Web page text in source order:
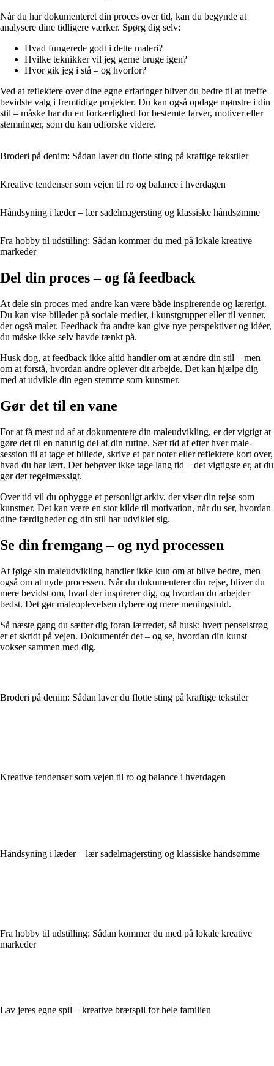
Når du har dokumenteret din proces over tid, kan du begynde at
analysere dine tidligere værker. Spørg dig selv:
Hvad fungerede godt i dette maleri?
Hvilke teknikker vil jeg gerne bruge igen?
Hvor gik jeg i stå – og hvorfor?
Ved at reflektere over dine egne erfaringer bliver du bedre til at træffe
bevidste valg i fremtidige projekter. Du kan også opdage mønstre i din
stil – måske har du en forkærlighed for bestemte farver, motiver eller
stemninger, som du kan udforske videre.
Broderi på denim: Sådan laver du flotte sting på kraftige tekstiler
Kreative tendenser som vejen til ro og balance i hverdagen
Håndsyning i læder – lær sadelmagersting og klassiske håndsømme
Fra hobby til udstilling: Sådan kommer du med på lokale kreative
markeder
Del din proces – og få feedback
At dele sin proces med andre kan være både inspirerende og lærerigt.
Du kan vise billeder på sociale medier, i kunstgrupper eller til venner,
der også maler. Feedback fra andre kan give nye perspektiver og idéer,
du måske ikke selv havde tænkt på.
Husk dog, at feedback ikke altid handler om at ændre din stil – men
om at forstå, hvordan andre oplever dit arbejde. Det kan hjælpe dig
med at udvikle din egen stemme som kunstner.
Gør det til en vane
For at få mest ud af at dokumentere din maleudvikling, er det vigtigt at
gøre det til en naturlig del af din rutine. Sæt tid af efter hver male-
session til at tage et billede, skrive et par noter eller reflektere kort over,
hvad du har lært. Det behøver ikke tage lang tid – det vigtigste er, at du
gør det regelmæssigt.
Over tid vil du opbygge et personligt arkiv, der viser din rejse som
kunstner. Det kan være en stor kilde til motivation, når du ser, hvordan
dine færdigheder og din stil har udviklet sig.
Se din fremgang – og nyd processen
At følge sin maleudvikling handler ikke kun om at blive bedre, men
også om at nyde processen. Når du dokumenterer din rejse, bliver du
mere bevidst om, hvad der inspirerer dig, og hvordan du arbejder
bedst. Det gør maleoplevelsen dybere og mere meningsfuld.
Så næste gang du sætter dig foran lærredet, så husk: hvert penselstrøg
er et skridt på vejen. Dokumentér det – og se, hvordan din kunst
vokser sammen med dig.
Broderi på denim: Sådan laver du flotte sting på kraftige tekstiler
Kreative tendenser som vejen til ro og balance i hverdagen
Håndsyning i læder – lær sadelmagersting og klassiske håndsømme
Fra hobby til udstilling: Sådan kommer du med på lokale kreative
markeder
Lav jeres egne spil – kreative brætspil for hele familien